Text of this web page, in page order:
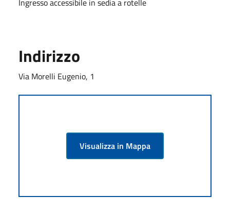
Ingresso accessibile in sedia a rotelle
Indirizzo
Via Morelli Eugenio, 1
Visualizza in Mappa